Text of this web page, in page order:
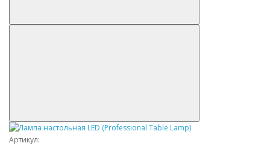
Артикул: